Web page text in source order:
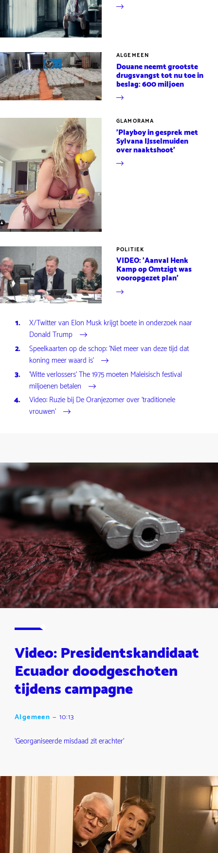
ALGEMEEN
Douane neemt grootste
drugsvangst tot nu toe in
beslag: 600 miljoen
GLAMORAMA
'Playboy in gesprek met
Sylvana IJsselmuiden
over naaktshoot'
POLITIEK
VIDEO: 'Aanval Henk
Kamp op Omtzigt was
vooropgezet plan'
X/Twitter van Elon Musk krijgt boete in onderzoek naar
Donald Trump
Speelkaarten op de schop: 'Niet meer van deze tijd dat
koning meer waard is'
'Witte verlossers' The 1975 moeten Maleisisch festival
miljoenen betalen
Video: Ruzie bij De Oranjezomer over 'traditionele
vrouwen'
Video: Presidentskandidaat
Ecuador doodgeschoten
tijdens campagne
Algemeen — 10:13
'Georganiseerde misdaad zit erachter'